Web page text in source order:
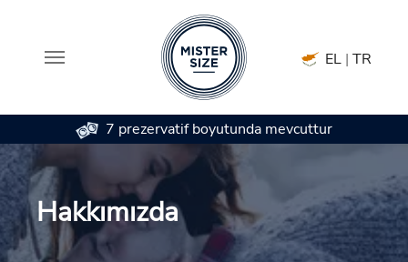
Skip to main content
EL | TR
7 prezervatif boyutunda mevcuttur
Hakkımızda